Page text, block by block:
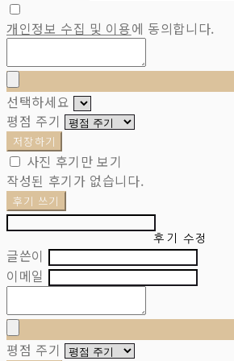
개인정보 수집 및 이용에 동의합니다.
선택하세요
평점 주기
저장하기
사진 후기만 보기
작성된 후기가 없습니다.
후기 쓰기
후기 수정
글쓴이
이메일
평점 주기